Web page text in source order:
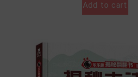
Add to cart